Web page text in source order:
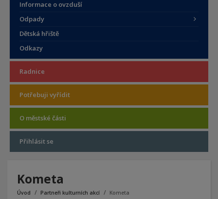
Informace o ovzduší
Odpady
Dětská hřiště
Odkazy
Radnice
Potřebuji vyřídit
O městské části
Přihlásit se
Kometa
Úvod Partneři kulturních akcí Kometa